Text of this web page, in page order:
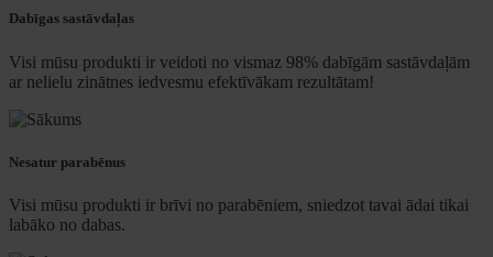
Dabīgas sastāvdaļas
Visi mūsu produkti ir veidoti no vismaz 98% dabīgām sastāvdaļām
ar nelielu zinātnes iedvesmu efektīvākam rezultātam!
Nesatur parabēnus
Visi mūsu produkti ir brīvi no parabēniem, sniedzot tavai ādai tikai
labāko no dabas.​